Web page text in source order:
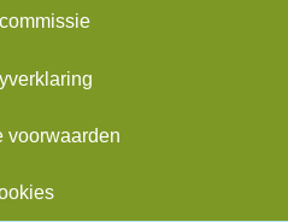
voorwaarden